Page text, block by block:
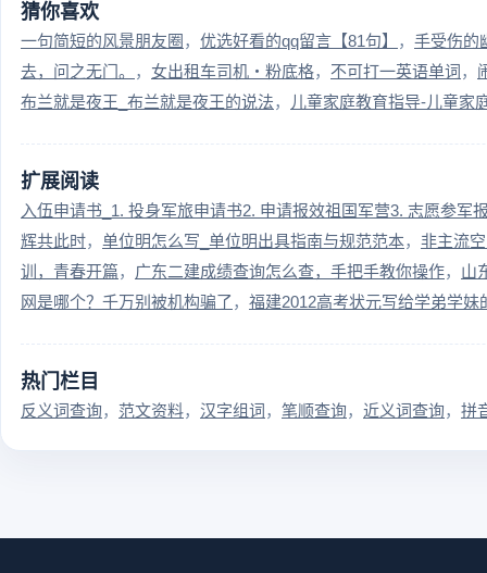
猜你喜欢
一句简短的风景朋友圈 优选好看的qq留言【81句】
手受伤的
去，问之无门。
女出租车司机・粉底格 不可打一英语单词
布兰就是夜王_布兰就是夜王的说法
儿童家庭教育指导-儿童家
扩展阅读
入伍申请书_1. 投身军旅申请书2. 申请报效祖国军营3. 志愿参军
辉共此时
单位明怎么写_单位明出具指南与规范范本
非主流
训，青春开篇
广东二建成绩查询怎么查，手把手教你操作
山
网是哪个？千万别被机构骗了
福建2012高考状元写给学弟学妹
热门栏目
反义词查询 范文资料 汉字组词 笔顺查询 近义词查询 拼